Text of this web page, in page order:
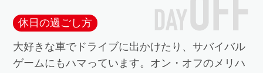
休日の過ごし方
大好きな車でドライブに出かけたり、サバイバル
ゲームにもハマっています。オン・オフのメリハ